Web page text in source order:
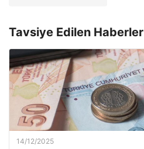
Tavsiye Edilen Haberler
14/12/2025